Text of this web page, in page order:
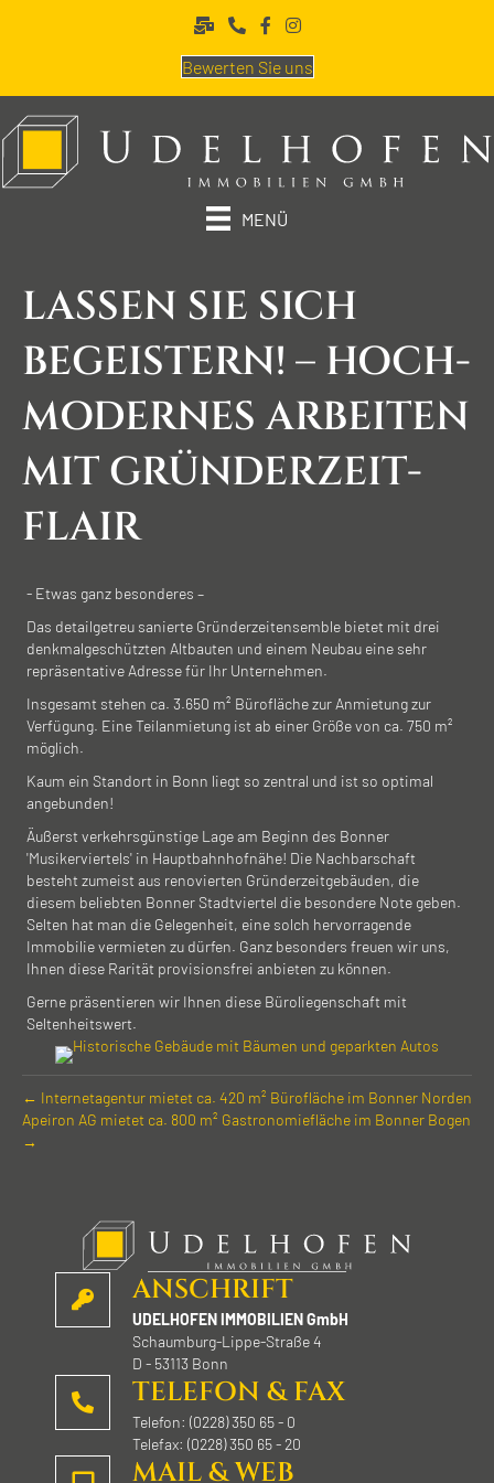
Bewerten Sie uns
MENÜ
LASSEN SIE SICH
BEGEISTERN! – HOCH­
MODERNES ARBEITEN
MIT GRÜNDER­ZEIT­
FLAIR
- Etwas ganz besonderes –
Das detailgetreu sanierte Gründerzeitensemble bietet mit drei
denkmalgeschützten Altbauten und einem Neubau eine sehr
repräsentative Adresse für Ihr Unternehmen.
Insgesamt stehen ca. 3.650 m² Bürofläche zur Anmietung zur
Verfügung. Eine Teilanmietung ist ab einer Größe von ca. 750 m²
möglich.
Kaum ein Standort in Bonn liegt so zentral und ist so optimal
angebunden!
Äußerst verkehrsgünstige Lage am Beginn des Bonner
'Musikerviertels' in Hauptbahnhofnähe! Die Nachbarschaft
besteht zumeist aus renovierten Gründerzeitgebäuden, die
diesem beliebten Bonner Stadtviertel die besondere Note geben.
Selten hat man die Gelegenheit, eine solch hervorragende
Immobilie vermieten zu dürfen. Ganz besonders freuen wir uns,
Ihnen diese Rarität provisionsfrei anbieten zu können.
Gerne präsentieren wir Ihnen diese Büroliegenschaft mit
Seltenheitswert.
← Internet­agentur mietet ca. 420 m² Bürofläche im Bonner Norden
Apeiron AG mietet ca. 800 m² Gastronomiefläche im Bonner Bogen
→
ANSCHRIFT
UDELHOFEN IMMOBILIEN GmbH
Schaumburg-Lippe-Straße 4
D - 53113 Bonn
TELEFON & FAX
Telefon: (0228) 350 65 - 0
Telefax: (0228) 350 65 - 20
MAIL & WEB